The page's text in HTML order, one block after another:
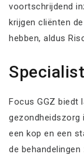
voortschrijdend
krijgen cliënten
hebben, aldus
Focus GGZ biedt
gezondheidszorg
een kop en een
de